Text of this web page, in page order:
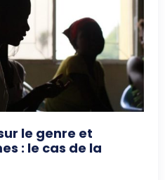
le genre et
: le cas de la